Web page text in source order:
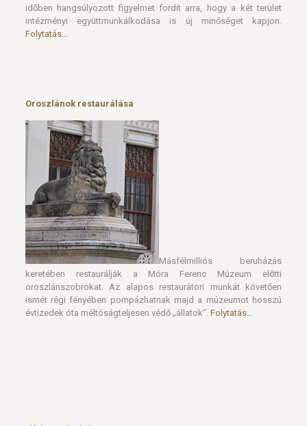
időben hangsúlyozott figyelmet fordít arra, hogy a két terület
intézményi együttmunkálkodása is új minőséget kapjon.
Folytatás…
Oroszlánok restaurálása
Másfélmilliós beruházás
keretében restaurálják a Móra Ferenc Múzeum előtti
oroszlánszobrokat. Az alapos restaurátori munkát követően
ismét régi fényében pompázhatnak majd a múzeumot hosszú
évtizedek óta méltóságteljesen védő „állatok”. Folytatás…